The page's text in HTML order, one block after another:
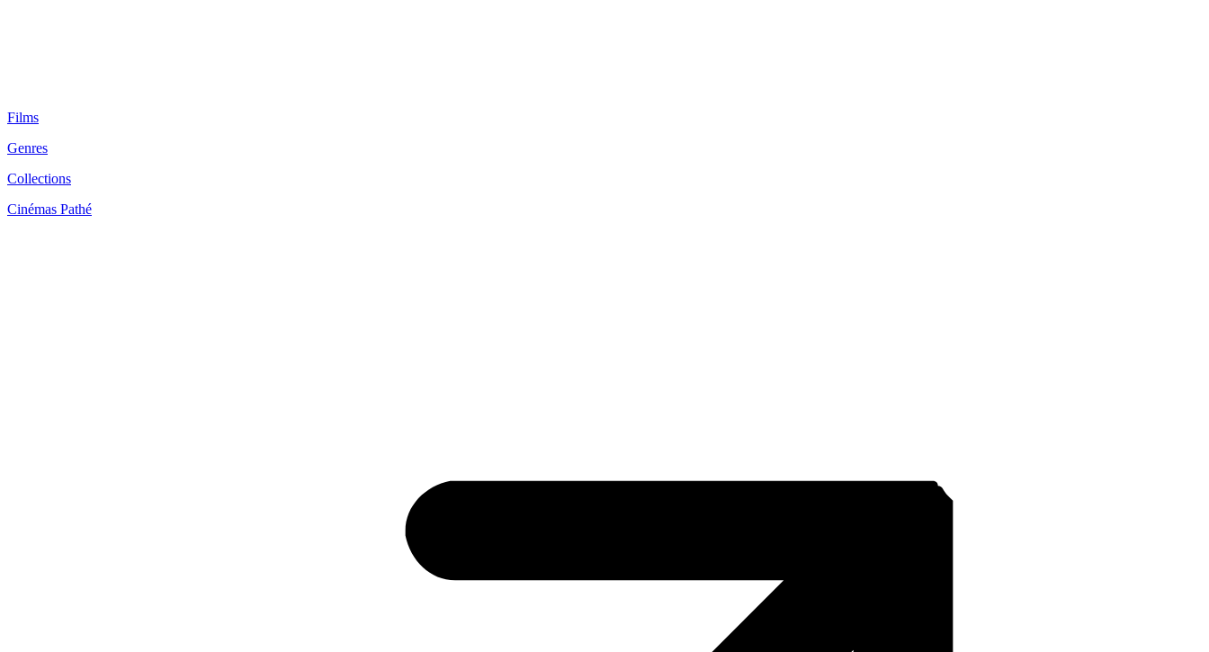
Films
Genres
Collections
Cinémas Pathé